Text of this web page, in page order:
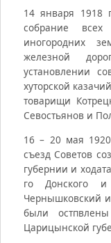
14 января 1918
собрание
иногородних
железной
установлении
хуторской
товарищи
Севостьянов и
16 – 20 мая
съезд Советов
губернии и
го Донского и
Чернышковский
были
Царицынской